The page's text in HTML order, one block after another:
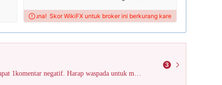
pengguna! Skor WikiFX untuk broker ini berkurang karena akibat
Hasil survei dari WikiFX menunjukkan bahwa broker ini telah mendapat 1komentar negatif. Harap waspada untuk menghindari viktimisasi!
3